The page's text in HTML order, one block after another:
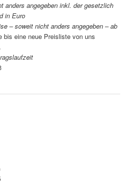
anders angegeben inkl. der gesetzlich
in Euro
– soweit nicht anders angegeben – ab
bis eine neue Preisliste von uns